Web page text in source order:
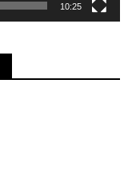
10:25